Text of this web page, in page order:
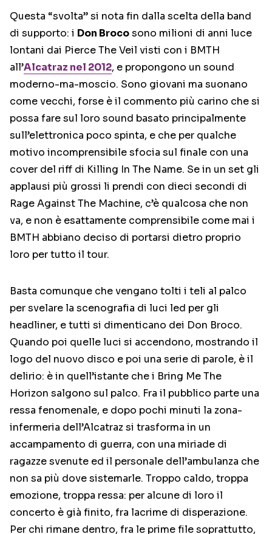
Questa “svolta” si nota fin dalla scelta della band
di supporto: i Don Brocosono milioni di anni luce
lontani dai Pierce The Veil visti con i BMTH
all’Alcatraz nel 2012, e propongono un sound
moderno-ma-moscio. Sono giovani ma suonano
come vecchi, forse è il commento più carino che si
possa fare sul loro sound basato principalmente
sull’elettronica poco spinta, e che per qualche
motivo incomprensibile sfocia sul finale con una
cover del riff di Killing In The Name. Se in un set gli
applausi più grossi li prendi con dieci secondi di
Rage Against The Machine, c’è qualcosa che non
va, e non è esattamente comprensibile come mai i
BMTH abbiano deciso di portarsi dietro proprio
loro per tutto il tour.
Basta comunque che vengano tolti i teli al palco
per svelare la scenografia di luci led per gli
headliner, e tutti si dimenticano dei Don Broco.
Quando poi quelle luci si accendono, mostrando il
logo del nuovo disco e poi una serie di parole, è il
delirio: è in quell’istante che i Bring Me The
Horizon salgono sul palco. Fra il pubblico parte una
ressa fenomenale, e dopo pochi minuti la zona-
infermeria dell’Alcatraz si trasforma in un
accampamento di guerra, con una miriade di
ragazze svenute ed il personale dell’ambulanza che
non sa più dove sistemarle. Troppo caldo, troppa
emozione, troppa ressa: per alcune di loro il
concerto è già finito, fra lacrime di disperazione.
Per chi rimane dentro, fra le prime file soprattutto,